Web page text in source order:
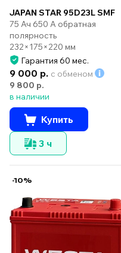
JAPAN STAR 95D23L SMF
75 Ач 650 А обратная
полярность
232×175×220 мм
Гарантия 60 мес.
9 000 р. с обменом
9 800 р.
в наличии
Купить
3 ч
-10%